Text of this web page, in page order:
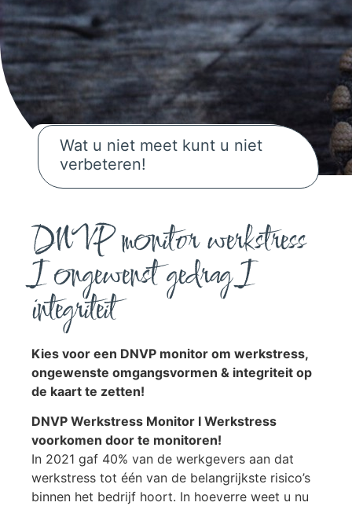
Wat u niet meet kunt u niet
verbeteren!
Wat u niet meet kunt u niet verbeteren!
DNVP monitor werkstress
I ongewenst gedrag I
integriteit
Kies voor een DNVP monitor om werkstress,
ongewenste omgangsvormen & integriteit op
de kaart te zetten!
DNVP Werkstress Monitor I Werkstress
voorkomen door te monitoren!
In 2021 gaf 40% van de werkgevers aan dat
werkstress tot één van de belangrijkste risico’s
binnen het bedrijf hoort. In hoeverre weet u nu